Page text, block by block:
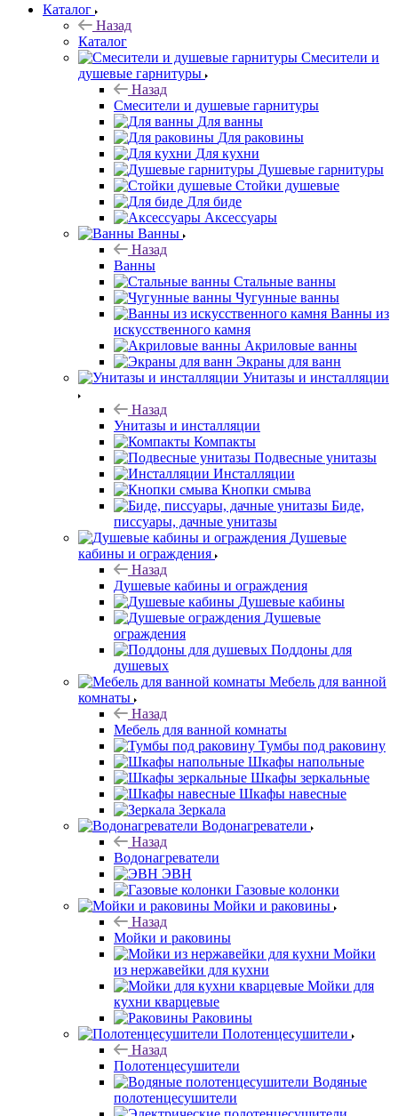
Каталог
Назад
Каталог
Смесители и
душевые гарнитуры
Назад
Смесители и душевые гарнитуры
Для ванны
Для раковины
Для кухни
Душевые гарнитуры
Стойки душевые
Для биде
Аксессуары
Ванны
Назад
Ванны
Стальные ванны
Чугунные ванны
Ванны из
искусственного камня
Акриловые ванны
Экраны для ванн
Унитазы и инсталляции
Назад
Унитазы и инсталляции
Компакты
Подвесные унитазы
Инсталляции
Кнопки смыва
Биде,
писсуары, дачные унитазы
Душевые
кабины и ограждения
Назад
Душевые кабины и ограждения
Душевые кабины
Душевые
ограждения
Поддоны для
душевых
Мебель для ванной
комнаты
Назад
Мебель для ванной комнаты
Тумбы под раковину
Шкафы напольные
Шкафы зеркальные
Шкафы навесные
Зеркала
Водонагреватели
Назад
Водонагреватели
ЭВН
Газовые колонки
Мойки и раковины
Назад
Мойки и раковины
Мойки
из нержавейки для кухни
Мойки для
кухни кварцевые
Раковины
Полотенцесушители
Назад
Полотенцесушители
Водяные
полотенцесушители